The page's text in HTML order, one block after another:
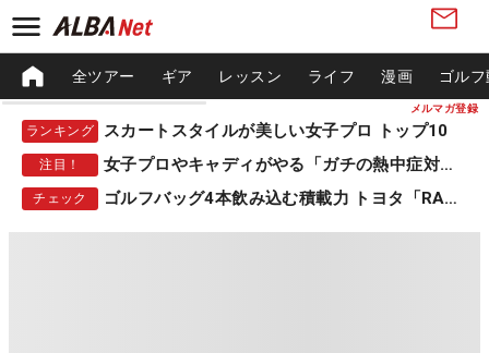
メルマガ登録
全ツアー ギア レッスン ライフ 漫画 ゴル
ランキング スカートスタイルが美しい女子プロ トップ10
注目！ 女子プロやキャディがやる「ガチの熱中症対策」
チェック ゴルフバッグ4本飲み込む積載力 トヨタ「RAV4」